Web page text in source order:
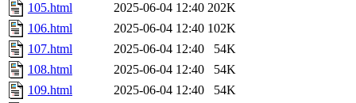
105.html
2025-06-04 12:40 202K
106.html
2025-06-04 12:40 102K
107.html
2025-06-04 12:40
54K
108.html
2025-06-04 12:40
54K
109.html
2025-06-04 12:40
54K